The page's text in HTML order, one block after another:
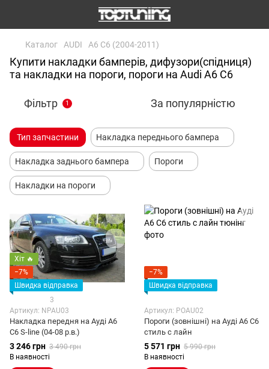
Каталог AUDI A6 C6 (2004-2011)
Купити накладки бамперів, дифузори(спідниця)
та накладки на пороги, пороги на Audi A6 C6
Фільтр 1 За популярністю
Тип запчастини Накладка переднього бампера
Накладка заднього бампера Пороги
Накладки на пороги
Хіт 🔥
−7%
Швидка відправка
3
Артикул: NPAU03
Накладка передня на Ауді А6
С6 S-line (04-08 р.в.)
3 246 грн 3 490 грн
В наявності
−7%
Швидка відправка
Артикул: POAU02
Пороги (зовнішні) на Ауді А6 С6
стиль с лайн
5 571 грн 5 990 грн
В наявності